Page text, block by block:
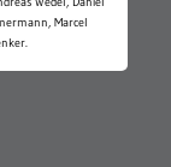
Marcel